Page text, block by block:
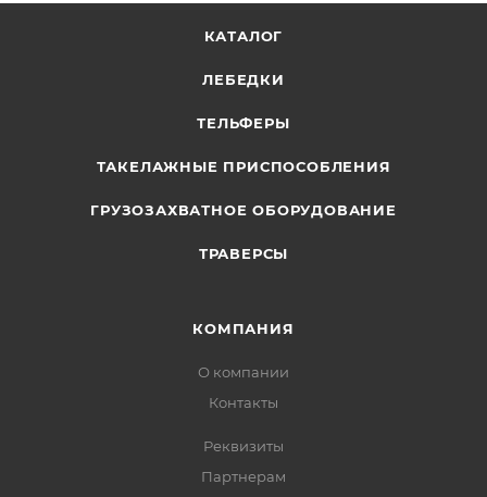
КАТАЛОГ
ЛЕБЕДКИ
ТЕЛЬФЕРЫ
ТАКЕЛАЖНЫЕ ПРИСПОСОБЛЕНИЯ
ГРУЗОЗАХВАТНОЕ ОБОРУДОВАНИЕ
ТРАВЕРСЫ
КОМПАНИЯ
О компании
Контакты
Реквизиты
Партнерам